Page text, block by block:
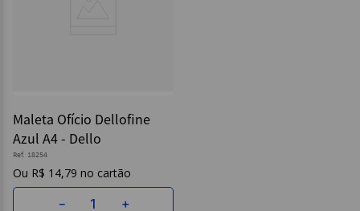
Maleta Ofício Dellofine
Azul A4 - Dello
Ref. 18254
R$ 14,79
＋
－